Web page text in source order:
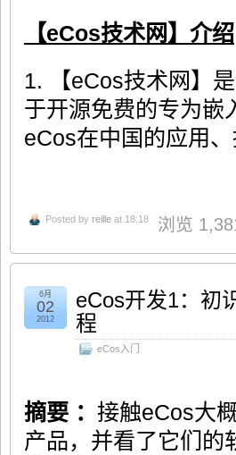
【eCos技术网】介绍
1. 【eCos技术网】
于开源免费的专为嵌
eCos在中国的应用
Posted by reille at 18:18 浏览
eCos开发1：初
程
eCos入门
6月
02
2012
摘要 ： 接触eCos大
产品，并看了它们的